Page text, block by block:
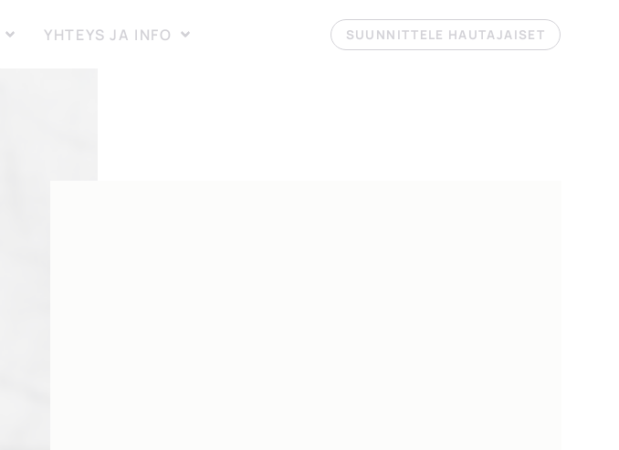
YHTEYS JA INFO SUUNNITTELE HAUTAJAISET